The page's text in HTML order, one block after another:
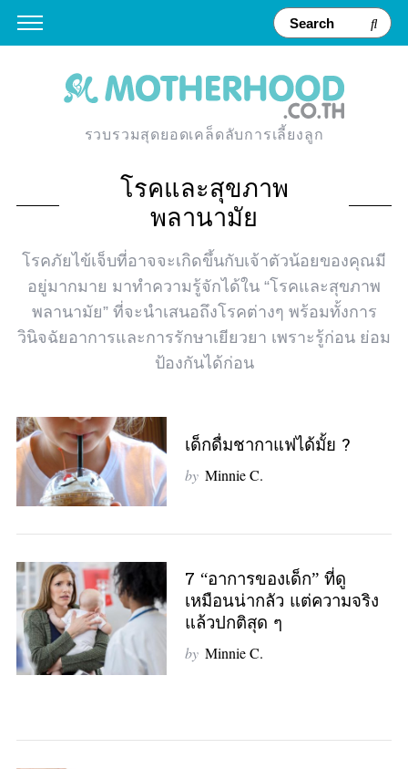
รวบรวมสุดยอดเคล็ดลับการเลี้ยงลูก
โรคและสุขภาพ
พลานามัย
โรคภัยไข้เจ็บที่อาจจะเกิดขึ้นกับเจ้าตัวน้อยของคุณมี
อยู่มากมาย มาทำความรู้จักได้ใน “โรคและสุขภาพ
พลานามัย” ที่จะนำเสนอถึงโรคต่างๆ พร้อมทั้งการ
วินิจฉัยอาการและการรักษาเยียวยา เพราะรู้ก่อน ย่อม
ป้องกันได้ก่อน
เด็กดื่มชากาแฟได้มั้ย ?
by Minnie C.
7 “อาการของเด็ก” ที่ดู
เหมือนน่ากลัว แต่ความจริง
แล้วปกติสุด ๆ
by Minnie C.